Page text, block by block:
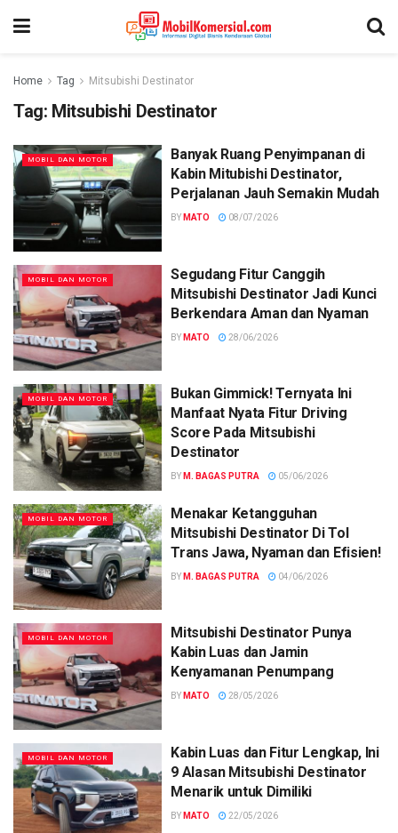
Home Tag Mitsubishi Destinator
Tag: Mitsubishi Destinator
MOBIL DAN MOTOR
Banyak Ruang Penyimpanan di
Kabin Mitubishi Destinator,
Perjalanan Jauh Semakin Mudah
BY MATO 08/07/2026
MOBIL DAN MOTOR
Segudang Fitur Canggih
Mitsubishi Destinator Jadi Kunci
Berkendara Aman dan Nyaman
BY MATO 28/06/2026
MOBIL DAN MOTOR
Bukan Gimmick! Ternyata Ini
Manfaat Nyata Fitur Driving
Score Pada Mitsubishi
Destinator
BY M. BAGAS PUTRA 05/06/2026
MOBIL DAN MOTOR
Menakar Ketangguhan
Mitsubishi Destinator Di Tol
Trans Jawa, Nyaman dan Efisien!
BY M. BAGAS PUTRA 04/06/2026
MOBIL DAN MOTOR
Mitsubishi Destinator Punya
Kabin Luas dan Jamin
Kenyamanan Penumpang
BY MATO 28/05/2026
MOBIL DAN MOTOR
Kabin Luas dan Fitur Lengkap, Ini
9 Alasan Mitsubishi Destinator
Menarik untuk Dimiliki
BY MATO 22/05/2026